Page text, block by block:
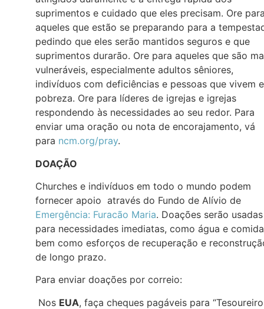
suprimentos e cuidado que eles precisam. Ore
aqueles que estão se preparando para a
pedindo que eles serão mantidos seguros e que
suprimentos durarão. Ore para aqueles que são
vulneráveis, especialmente adultos sêniores,
indivíduos com deficiências e pessoas que vivem
pobreza. Ore para líderes de igrejas e igrejas
respondendo às necessidades ao seu redor. Para
enviar uma oração ou nota de encorajamento, vá
para ncm.org/pray.
DOAÇÃO
Churches e indivíduos em todo o mundo podem
fornecer apoio através do Fundo de Alívio de
Emergência: Furacão Maria. Doações serão usadas
para necessidades imediatas, como água e
bem como esforços de recuperação e
de longo prazo.
Para enviar doações por correio:
Nos EUA, faça cheques pagáveis para “Tesoureiro